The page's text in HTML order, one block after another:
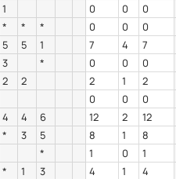
1 0 0 0
* * * 0 0 0
5 5 1 7 4 7
3 * 0 0 0
2 2 2 1 2
0 0 0
4 4 6 12 2 12
* 3 5 8 1 8
* 1 0 1
* 1 3 4 1 4